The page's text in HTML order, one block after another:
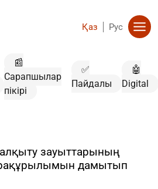
Қаз Рус
📰
Сарапшылар
пікірі
✅
Пайдалы
🤖
Digital
зауыттарының
дамытып